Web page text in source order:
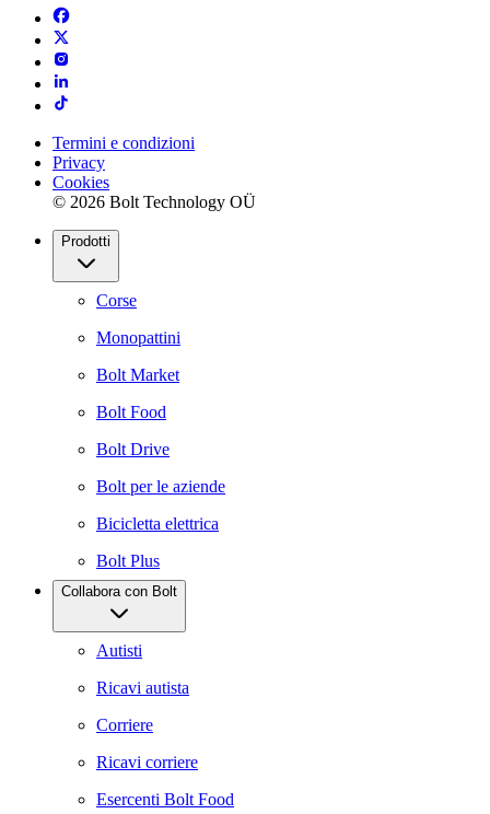
Termini e condizioni
Privacy
Cookies
© 2026 Bolt Technology OÜ
Prodotti
Corse
Monopattini
Bolt Market
Bolt Food
Bolt Drive
Bolt per le aziende
Bicicletta elettrica
Bolt Plus
Collabora con Bolt
Autisti
Ricavi autista
Corriere
Ricavi corriere
Esercenti Bolt Food